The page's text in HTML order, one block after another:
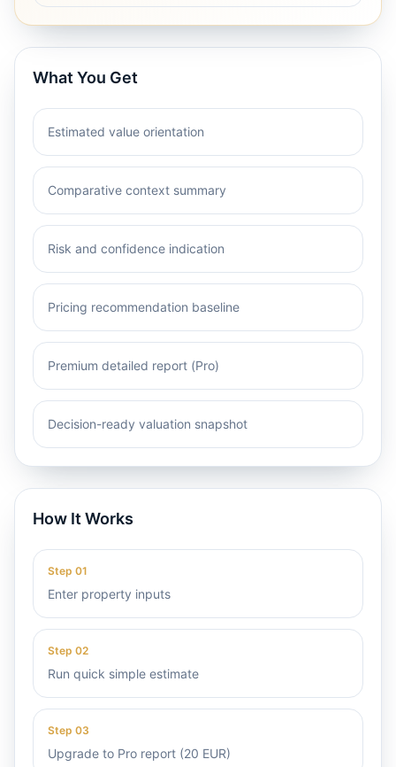
What You Get
Estimated value orientation
Comparative context summary
Risk and confidence indication
Pricing recommendation baseline
Premium detailed report (Pro)
Decision-ready valuation snapshot
How It Works
Step 01
Enter property inputs
Step 02
Run quick simple estimate
Step 03
Upgrade to Pro report (20 EUR)